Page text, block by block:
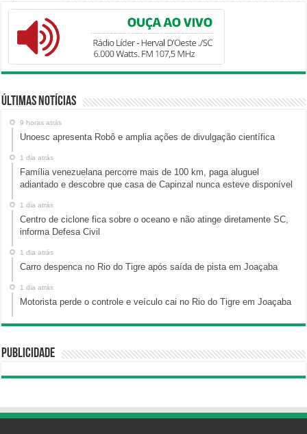
Últimas Notícias
9 horas atrás
Unoesc apresenta Robô e amplia ações de divulgação científica
1 dia atrás
Família venezuelana percorre mais de 100 km, paga aluguel
adiantado e descobre que casa de Capinzal nunca esteve disponível
1 dia atrás
Centro de ciclone fica sobre o oceano e não atinge diretamente SC,
informa Defesa Civil
1 dia atrás
Carro despenca no Rio do Tigre após saída de pista em Joaçaba
1 dia atrás
Motorista perde o controle e veículo cai no Rio do Tigre em Joaçaba
Publicidade